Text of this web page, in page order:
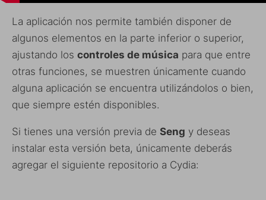
La aplicación nos permite también disponer de
algunos elementos en la parte inferior o superior,
ajustando los controles de música para que entre
otras funciones, se muestren únicamente cuando
alguna aplicación se encuentra utilizándolos o bien,
que siempre estén disponibles.
Si tienes una versión previa de Seng y deseas
instalar esta versión beta, únicamente deberás
agregar el siguiente repositorio a Cydia: